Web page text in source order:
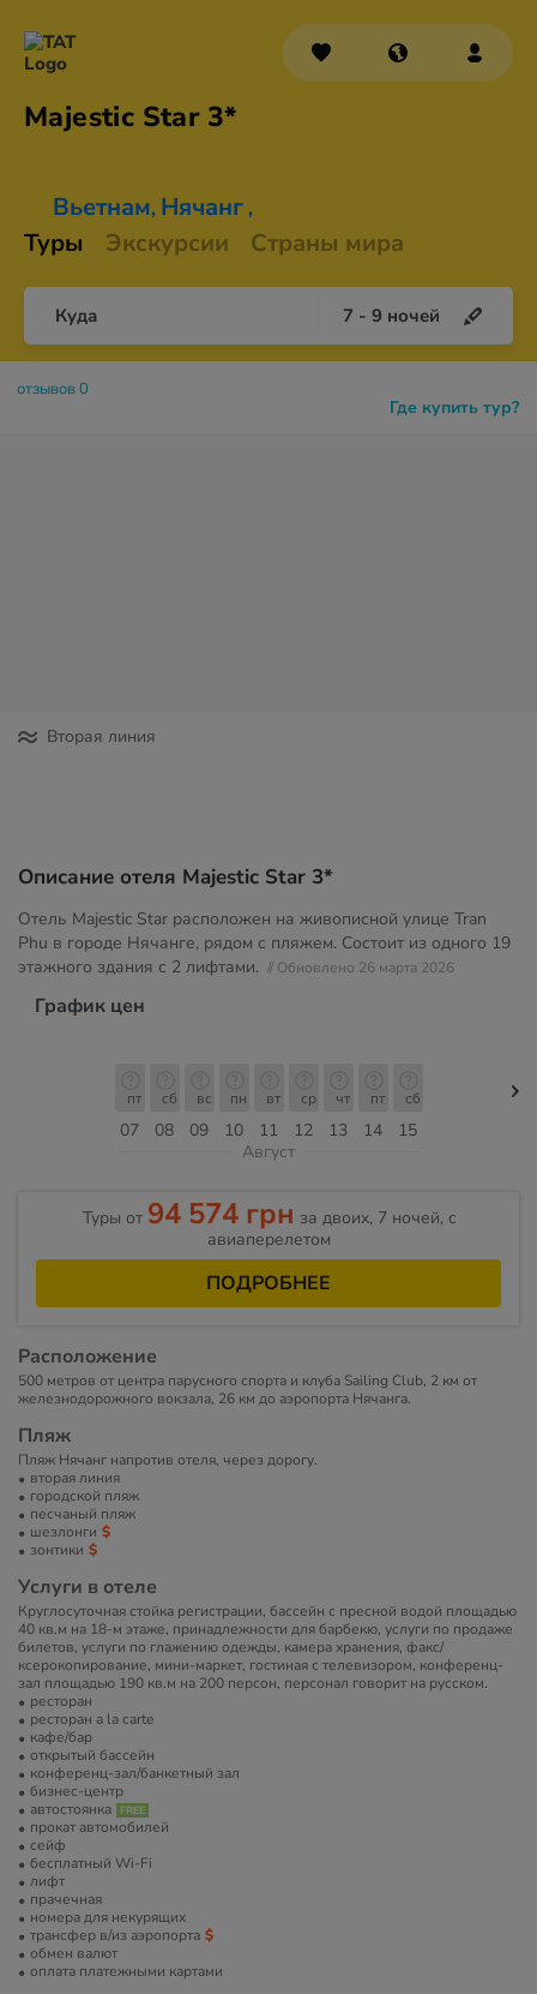
Majestic Star 3*
Вьетнам, Нячанг ,
Туры Экскурсии Страны мира
Куда 7 - 9 ночей
Где купить тур?
отзывов 0
Вторая линия
Описание отеля Majestic Star 3*
Отель Majestic Star расположен на живописной улице Tran
Phu в городе Нячанге, рядом с пляжем. Состоит из одного 19
этажного здания с 2 лифтами. // Обновлено 26 марта 2026
График цен
07
пт
08
сб
09
вс
10
пн
11
вт
12
ср
13
чт
14
пт
15
сб
Август
Туры от 94 574 грн за двоих, 7 ночей, c
авиаперелетом
ПОДРОБНЕЕ
Расположение
500 метров от центра парусного спорта и клуба Sailing Club, 2 км от
железнодорожного вокзала, 26 км до аэропорта Нячанга.
Пляж
Пляж Нячанг напротив отеля, через дорогу.
вторая линия
городской пляж
песчаный пляж
шезлонги
зонтики
Услуги в отеле
Круглосуточная стойка регистрации, бассейн с пресной водой площадью
40 кв.м на 18-м этаже, принадлежности для барбекю, услуги по продаже
билетов, услуги по глажению одежды, камера хранения, факс/
ксерокопирование, мини-маркет, гостиная с телевизором, конференц-
зал площадью 190 кв.м на 200 персон, персонал говорит на русском.
ресторан
ресторан a la carte
кафе/бар
открытый бассейн
конференц-зал/банкетный зал
бизнес-центр
автостоянка
прокат автомобилей
сейф
бесплатный Wi-Fi
лифт
прачечная
номера для некурящих
трансфер в/из аэропорта
обмен валют
оплата платежными картами